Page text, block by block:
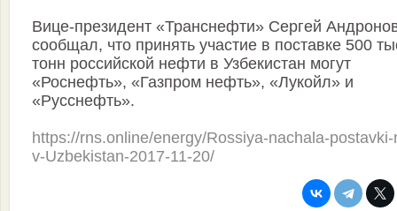
Вице-президент «Транснефти» Сергей
сообщал, что принять участие в поставке 500
тонн российской нефти в Узбекистан могут
«Роснефть», «Газпром нефть», «Лукойл» и
«Русснефть».
https://rns.online/energy/Rossiya-nachala-
v-Uzbekistan-2017-11-20/